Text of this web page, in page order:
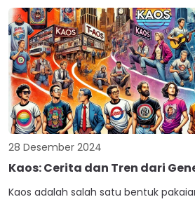
yang terus berkembang. Artikel ini
28 Desember 2024
Kaos: Cerita dan Tren dari
Kaos adalah salah satu bentuk